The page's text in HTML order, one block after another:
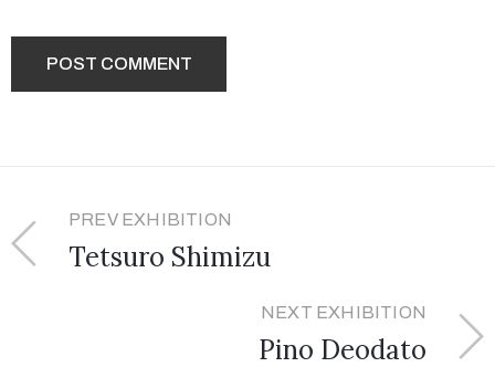
PREV EXHIBITION
Tetsuro Shimizu
NEXT EXHIBITION
Pino Deodato